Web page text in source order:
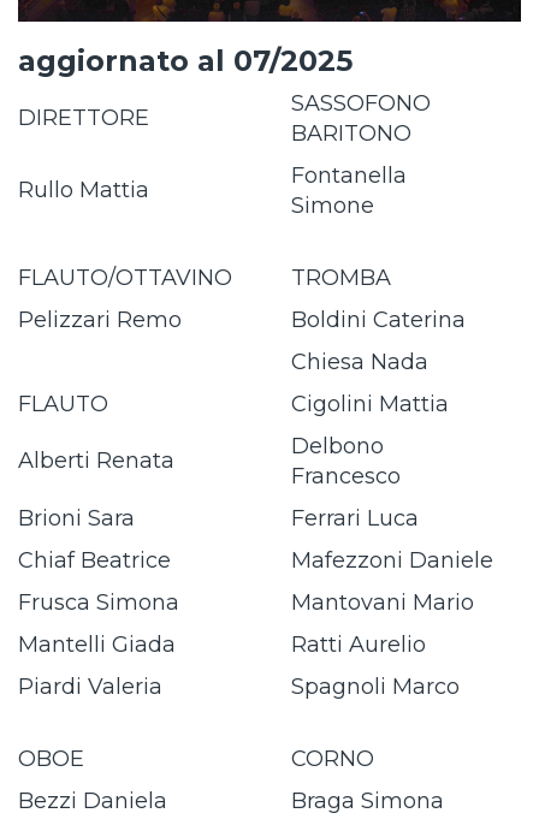
aggiornato al 07/2025
DIRETTORE
SASSOFONO
BARITONO
Rullo Mattia
Fontanella
Simone
FLAUTO/OTTAVINO
TROMBA
Pelizzari Remo
Boldini Caterina
Chiesa Nada
FLAUTO
Cigolini Mattia
Alberti Renata
Delbono
Francesco
Brioni Sara
Ferrari Luca
Chiaf Beatrice
Mafezzoni Daniele
Frusca Simona
Mantovani Mario
Mantelli Giada
Ratti Aurelio
Piardi Valeria
Spagnoli Marco
OBOE
CORNO
Bezzi Daniela
Braga Simona